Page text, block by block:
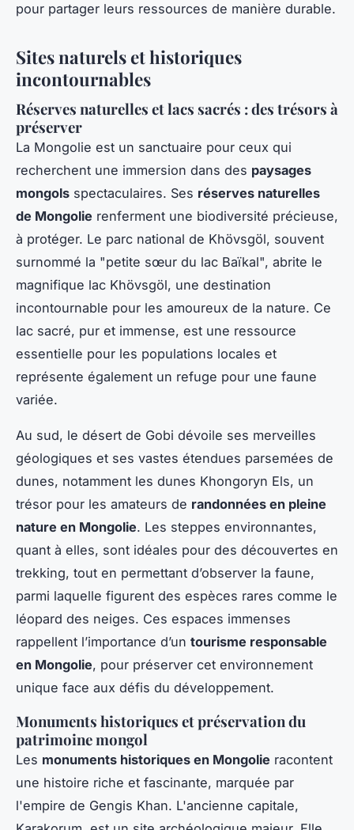
pour partager leurs ressources de manière durable.
Sites naturels et historiques
incontournables
Réserves naturelles et lacs sacrés : des trésors à
préserver
La Mongolie est un sanctuaire pour ceux qui
recherchent une immersion dans des paysages
mongols spectaculaires. Ses réserves naturelles
de Mongolie renferment une biodiversité précieuse,
à protéger. Le parc national de Khövsgöl, souvent
surnommé la "petite sœur du lac Baïkal", abrite le
magnifique lac Khövsgöl, une destination
incontournable pour les amoureux de la nature. Ce
lac sacré, pur et immense, est une ressource
essentielle pour les populations locales et
représente également un refuge pour une faune
variée.
Au sud, le désert de Gobi dévoile ses merveilles
géologiques et ses vastes étendues parsemées de
dunes, notamment les dunes Khongoryn Els, un
trésor pour les amateurs de randonnées en pleine
nature en Mongolie. Les steppes environnantes,
quant à elles, sont idéales pour des découvertes en
trekking, tout en permettant d’observer la faune,
parmi laquelle figurent des espèces rares comme le
léopard des neiges. Ces espaces immenses
rappellent l’importance d’un tourisme responsable
en Mongolie, pour préserver cet environnement
unique face aux défis du développement.
Monuments historiques et préservation du
patrimoine mongol
Les monuments historiques en Mongolie racontent
une histoire riche et fascinante, marquée par
l'empire de Gengis Khan. L'ancienne capitale,